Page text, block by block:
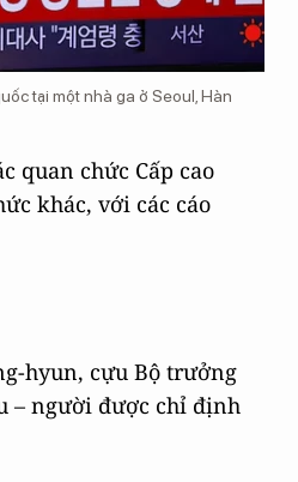
tại một nhà ga ở Seoul, Hàn
quan chức Cấp cao
khác, với các cáo
hyun, cựu Bộ trưởng
– người được chỉ định